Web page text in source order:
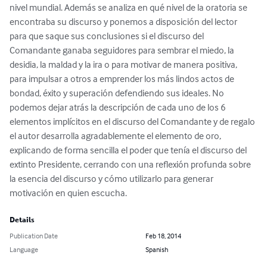
nivel mundial. Además se analiza en qué nivel de la oratoria se
encontraba su discurso y ponemos a disposición del lector
para que saque sus conclusiones si el discurso del
Comandante ganaba seguidores para sembrar el miedo, la
desidia, la maldad y la ira o para motivar de manera positiva,
para impulsar a otros a emprender los más lindos actos de
bondad, éxito y superación defendiendo sus ideales. No
podemos dejar atrás la descripción de cada uno de los 6
elementos implícitos en el discurso del Comandante y de regalo
el autor desarrolla agradablemente el elemento de oro,
explicando de forma sencilla el poder que tenía el discurso del
extinto Presidente, cerrando con una reflexión profunda sobre
la esencia del discurso y cómo utilizarlo para generar
motivación en quien escucha.
Details
Publication Date
Feb 18, 2014
Language
Spanish